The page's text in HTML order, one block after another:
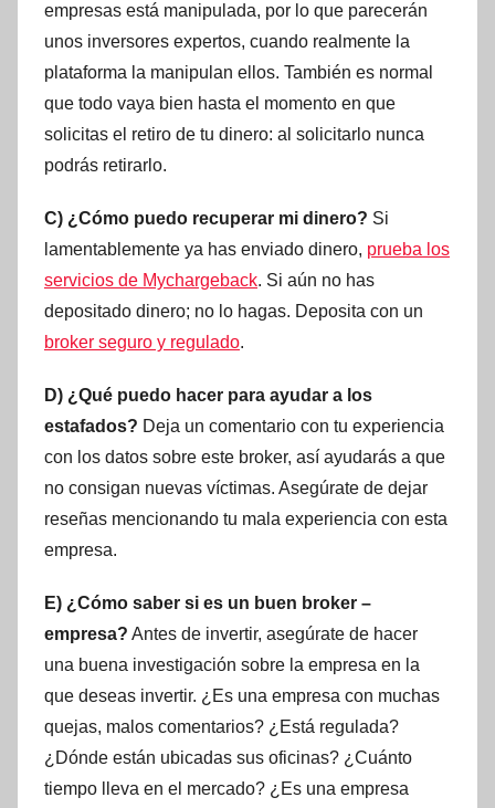
empresas está manipulada, por lo que parecerán
unos inversores expertos, cuando realmente la
plataforma la manipulan ellos. También es normal
que todo vaya bien hasta el momento en que
solicitas el retiro de tu dinero: al solicitarlo nunca
podrás retirarlo.
C) ¿Cómo puedo recuperar mi dinero? Si
lamentablemente ya has enviado dinero, prueba los
servicios de Mychargeback. Si aún no has
depositado dinero; no lo hagas. Deposita con un
broker seguro y regulado.
D) ¿Qué puedo hacer para ayudar a los
estafados? Deja un comentario con tu experiencia
con los datos sobre este broker, así ayudarás a que
no consigan nuevas víctimas. Asegúrate de dejar
reseñas mencionando tu mala experiencia con esta
empresa.
E) ¿Cómo saber si es un buen broker –
empresa? Antes de invertir, asegúrate de hacer
una buena investigación sobre la empresa en la
que deseas invertir. ¿Es una empresa con muchas
quejas, malos comentarios? ¿Está regulada?
¿Dónde están ubicadas sus oficinas? ¿Cuánto
tiempo lleva en el mercado? ¿Es una empresa